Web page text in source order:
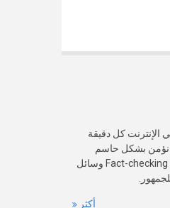
الإنترنت كل دقيقة
نؤمن بشكل حاسم
بأهمية التحقق من صدقية هذه الأخبار والادعاءات، ولتحقيق ذلك تتابعFact-checking Turkey وسائل
أكثر